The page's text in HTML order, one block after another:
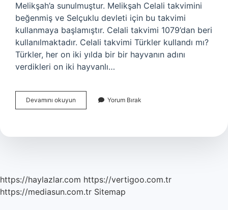
Melikşah’a sunulmuştur. Melikşah Celali takvimini
beğenmiş ve Selçuklu devleti için bu takvimi
kullanmaya başlamıştır. Celali takvimi 1079’dan beri
kullanılmaktadır. Celali takvimi Türkler kullandı mı?
Türkler, her on iki yılda bir bir hayvanın adını
verdikleri on iki hayvanlı…
Devamını okuyun
Takvimi
Yorum Bırak
https://haylazlar.com https://vertigoo.com.tr
https://mediasun.com.tr Sitemap